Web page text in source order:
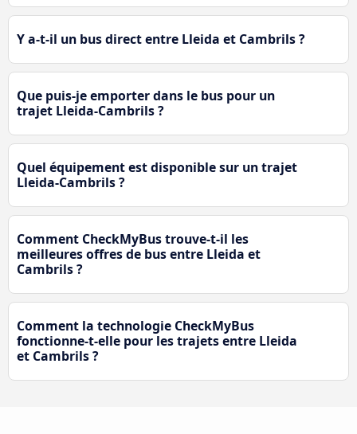
Y a-t-il un bus direct entre Lleida et Cambrils ?
Que puis-je emporter dans le bus pour un
trajet Lleida-Cambrils ?
Quel équipement est disponible sur un trajet
Lleida-Cambrils ?
Comment CheckMyBus trouve-t-il les
meilleures offres de bus entre Lleida et
Cambrils ?
Comment la technologie CheckMyBus
fonctionne-t-elle pour les trajets entre Lleida
et Cambrils ?